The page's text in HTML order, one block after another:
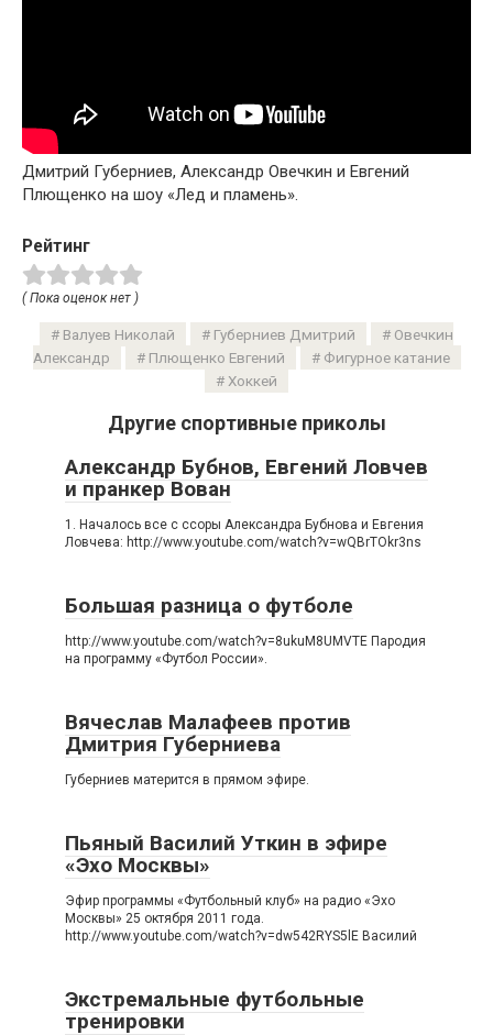
Дмитрий Губерниев, Александр Овечкин и Евгений
Плющенко на шоу «Лед и пламень».
Рейтинг
( Пока оценок нет )
Валуев Николай Губерниев Дмитрий
Овечкин
Александр
Плющенко Евгений
Фигурное катание
Хоккей
Другие спортивные приколы
Александр Бубнов, Евгений Ловчев
и пранкер Вован
1. Началось все с ссоры Александра Бубнова и Евгения
Ловчева: http://www.youtube.com/watch?v=wQBrTOkr3ns
Большая разница о футболе
http://www.youtube.com/watch?v=8ukuM8UMVTE Пародия
на программу «Футбол России».
Вячеслав Малафеев против
Дмитрия Губерниева
Губерниев матерится в прямом эфире.
Пьяный Василий Уткин в эфире
«Эхо Москвы»
Эфир программы «Футбольный клуб» на радио «Эхо
Москвы» 25 октября 2011 года.
http://www.youtube.com/watch?v=dw542RYS5lE Василий
Экстремальные футбольные
тренировки